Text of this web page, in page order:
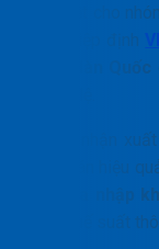
đặc biệt cho
khẩu Hàn Quốc
Chứng nhận
hàng bán hiệu
sofa da nhập
chịu thuế suất